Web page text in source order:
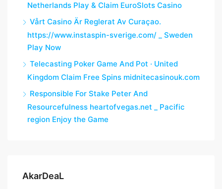
Netherlands Play & Claim EuroSlots Casino
Vårt Casino Är Reglerat Av Curaçao.
https://www.instaspin-sverige.com/ _ Sweden
Play Now
Telecasting Poker Game And Pot · United
Kingdom Claim Free Spins midnitecasinouk.com
Responsible For Stake Peter And
Resourcefulness heartofvegas.net _ Pacific
region Enjoy the Game
AkarDeaL